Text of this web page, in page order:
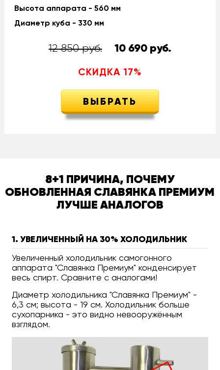
Высота аппарата - 560 мм
Диаметр куба - 330 мм
12 850 руб. 10 690руб.
СКИДКА 17%
ВЫБРАТЬ
8+1 ПРИЧИНА, ПОЧЕМУ
ОБНОВЛЕННАЯ СЛАВЯНКА ПРЕМИУМ
ЛУЧШЕ АНАЛОГОВ
1. УВЕЛИЧЕННЫЙ НА 30% ХОЛОДИЛЬНИК
Увеличенный холодильник самогонного
аппарата "Славянка Премиум" конденсирует
весь спирт. Сравните с аналогами!
Диаметр холодильника "Славянка Премиум" -
6,3 см; высота - 19 см. Холодильник больше
сухопарника - это видно невооружённым
взглядом.